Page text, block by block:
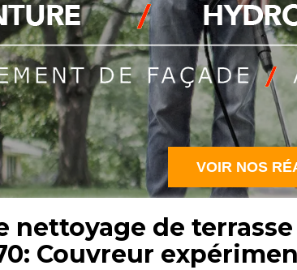
VOIR NOS
nettoyage de
Couvreur